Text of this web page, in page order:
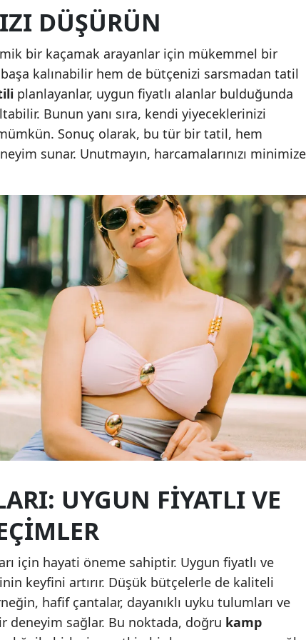
Yozgat
Zonguldak
Bayburt
Karaman
Batman
Şırnak
Bartın
Ardahan
Yalova
Karabük
Kilis
Osmaniye
Düzce
DÜŞÜRÜN
bir kaçamak arayanlar için mükemmel bir
kalınabilir hem de bütçenizi sarsmadan tatil
planlayanlar, uygun fiyatlı alanlar bulduğunda
Bunun yanı sıra, kendi yiyeceklerinizi
Sonuç olarak, bu tür bir tatil, hem
sunar. Unutmayın, harcamalarınızı minimize
UYGUN FIYATLI VE
için hayati öneme sahiptir. Uygun fiyatlı ve
keyfini artırır. Düşük bütçelerle de kaliteli
hafif çantalar, dayanıklı uyku tulumları ve
sağlar. Bu noktada, doğru kamp